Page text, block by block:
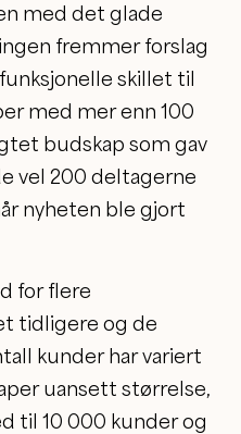
med det glade
fremmer forslag
skillet til
med mer enn 100
budskap som gav
vel 200 deltagerne
nyheten ble gjort
for flere
tidligere og de
kunder har variert
uansett størrelse,
til 10 000 kunder og